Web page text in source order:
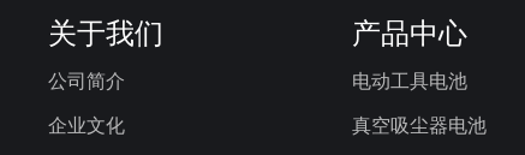
关于我们
公司简介
企业文化
产品中心
电动工具电池
真空吸尘器电池